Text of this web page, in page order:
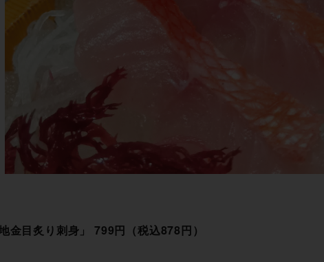
金目炙り刺身」 799円（税込8 7 8 円 ）